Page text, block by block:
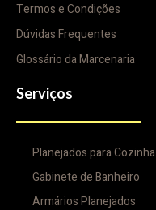
Termos e Condições
Dúvidas Frequentes
Glossário da Marcenaria
Serviços
Planejados para Cozinha
Gabinete de Banheiro
Armários Planejados